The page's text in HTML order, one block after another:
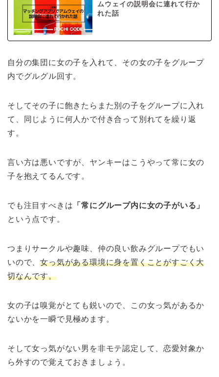
ムウェイの説明会に連れて行か
れた話
自分の集団に女の子を入れて、その女の子をグループ
内でグルグル回す。
そしてその子に飽きたらまた別の子をグループに入れ
て、同じように何人かで付き合って別れてを繰り返
す。
言い方は悪いですが、ヤンキーはこうやって常に女の
子を抱えてるんです。
でも注目すべきは 「常にグループ内に女の子がいる」
という点です。
つまりサークルや趣味、仲の良い飲みグループでもい
いので、女っ気がある環境に身を置くことがすごく大
切なんです。
女の子は嗅覚がとても鋭いので、この女っ気があるか
ないかを一瞬で見極めます。
そして女っ気がない男を非モテ認定して、恋愛対象か
ら外すので覚えておきましょう。